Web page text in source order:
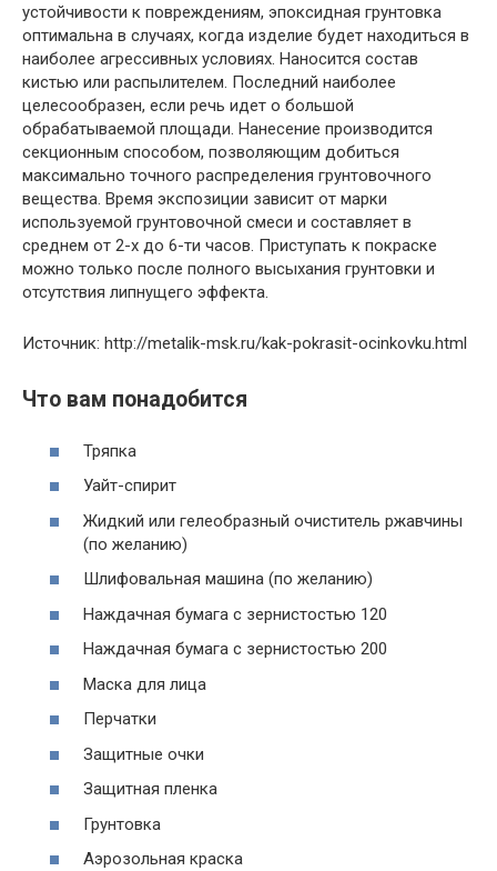
устойчивости к повреждениям, эпоксидная грунтовка
оптимальна в случаях, когда изделие будет находиться в
наиболее агрессивных условиях. Наносится состав
кистью или распылителем. Последний наиболее
целесообразен, если речь идет о большой
обрабатываемой площади. Нанесение производится
секционным способом, позволяющим добиться
максимально точного распределения грунтовочного
вещества. Время экспозиции зависит от марки
используемой грунтовочной смеси и составляет в
среднем от 2-х до 6-ти часов. Приступать к покраске
можно только после полного высыхания грунтовки и
отсутствия липнущего эффекта.
Источник: http://metalik-msk.ru/kak-pokrasit-ocinkovku.html
Что вам понадобится
Тряпка
Уайт-спирит
Жидкий или гелеобразный очиститель ржавчины
(по желанию)
Шлифовальная машина (по желанию)
Наждачная бумага с зернистостью 120
Наждачная бумага с зернистостью 200
Маска для лица
Перчатки
Защитные очки
Защитная пленка
Грунтовка
Аэрозольная краска